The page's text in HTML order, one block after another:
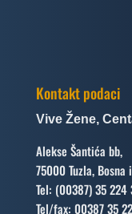
Kontakt podaci
Vive Žene,
Alekse Šantića bb,
75000 Tuzla, Bosna
Tel: (00387) 35 224
Tel/fax: 00387 35